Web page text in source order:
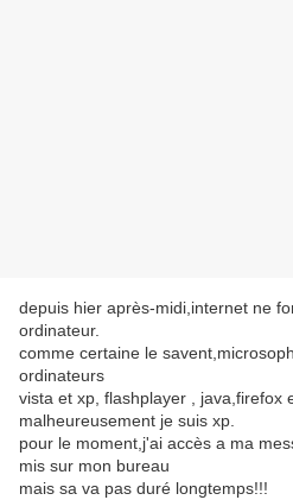
depuis hier après-midi,internet ne
ordinateur.
comme certaine le
ordinateurs
vista et xp, flashplayer , java,firefox
malheureusement je suis xp.
pour le moment,j'ai accès a ma
mis sur mon bureau
mais sa va pas duré longtemps!!!